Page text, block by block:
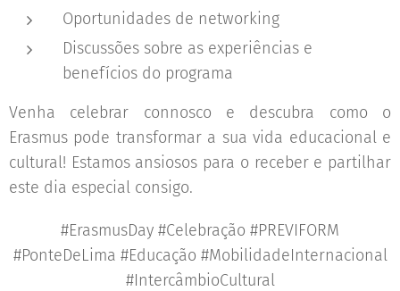
Oportunidades de networking
Discussões sobre as experiências e
benefícios do programa
Venha celebrar connosco e descubra como o
Erasmus pode transformar a sua vida educacional e
cultural! Estamos ansiosos para o receber e partilhar
este dia especial consigo.
#ErasmusDay #Celebração #PREVIFORM
#PonteDeLima #Educação #MobilidadeInternacional
#IntercâmbioCultural